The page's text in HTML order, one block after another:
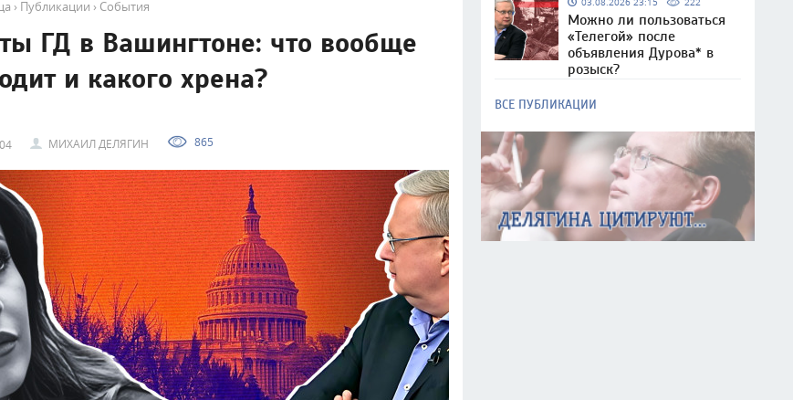
› Публикации › События
ГД в Вашингтоне: что вообще
и какого хрена?
МИХАИЛ ДЕЛЯГИН 865
Можно ли пользоваться
«Телегой» после
объявления Дурова* в
розыск?
ВСЕ ПУБЛИКАЦИИ